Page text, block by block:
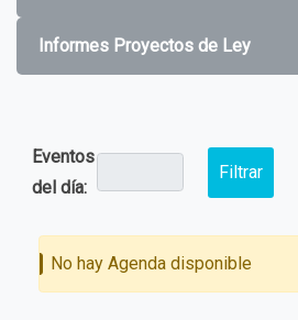
Informes Proyectos de Ley
Eventos
del día:
Filtrar
No hay Agenda disponible